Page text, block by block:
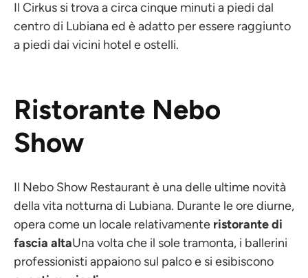
Il Cirkus si trova a circa cinque minuti a piedi dal
centro di Lubiana ed è adatto per essere raggiunto
a piedi dai vicini hotel e ostelli.
Ristorante Nebo
Show
Il Nebo Show Restaurant è una delle ultime novità
della vita notturna di Lubiana. Durante le ore diurne,
opera come un locale relativamente ristorante di
fascia altaUna volta che il sole tramonta, i ballerini
professionisti appaiono sul palco e si esibiscono